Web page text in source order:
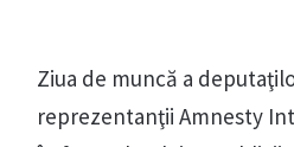
Ziua de muncă a
reprezentanţii Amnesty